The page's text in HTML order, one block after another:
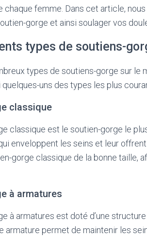
chaque femme. Dans cet article,
gorge et ainsi soulager vos
types de soutiens-
types de soutiens-gorge sur le
uns des types les plus
classique
classique est le soutien-gorge le
enveloppent les seins et leur
gorge classique de la bonne taille,
à armatures
à armatures est doté d’une
armature permet de maintenir les